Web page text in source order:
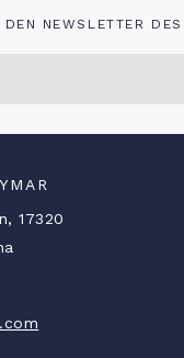
NEWSLETTER
17320